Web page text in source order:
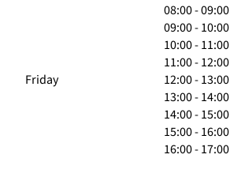
Friday
08:00 - 09:00
09:00 - 10:00
10:00 - 11:00
11:00 - 12:00
12:00 - 13:00
13:00 - 14:00
14:00 - 15:00
15:00 - 16:00
16:00 - 17:00